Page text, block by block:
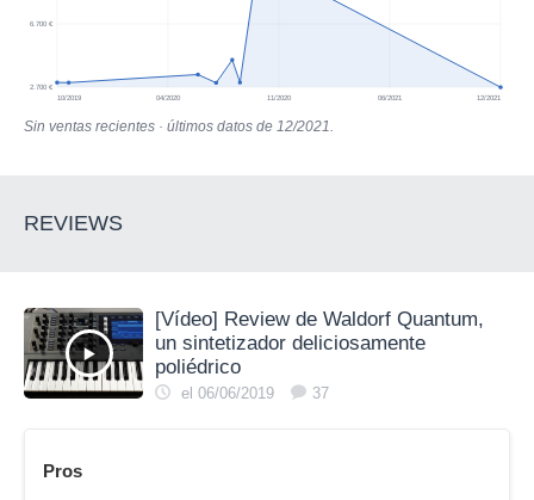
2.700 €
6.700 €
10/2019 04/2020 11/2020 06/2021 12/2021
Sin ventas recientes · últimos datos de 12/2021.
REVIEWS
[Vídeo] Review de Waldorf Quantum,
un sintetizador deliciosamente
poliédrico
el 06/06/2019 37
Pros